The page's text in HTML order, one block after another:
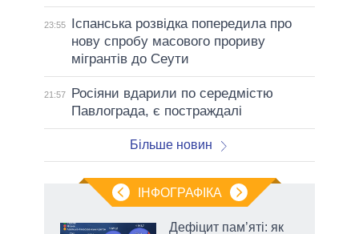
23:55
Іспанська розвідка попередила про
нову спробу масового прориву
мігрантів до Сеути
21:57
Росіяни вдарили по середмістю
Павлограда, є постраждалі
Більше новин
ІНФОГРАФІКА
Дефіцит пам’яті: як